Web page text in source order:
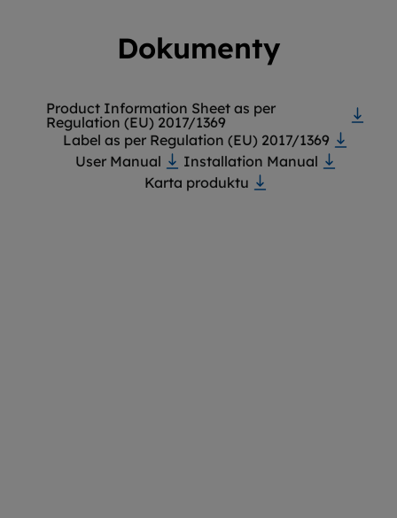
Dokumenty
Product Information Sheet as per
Regulation (EU) 2017/1369
Label as per Regulation (EU) 2017/1369
User Manual
Installation Manual
Karta produktu